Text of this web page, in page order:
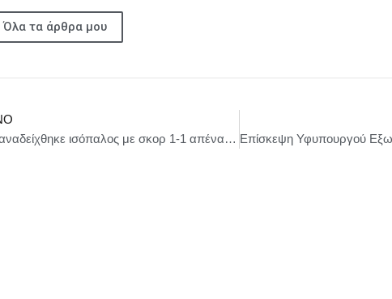
Όλα τα άρθρα μου
Ο Ολυμπιακός αναδείχθηκε ισόπαλος με σκορ 1-1 απέναντι στην ΑΕΚ εκτός έδρας.